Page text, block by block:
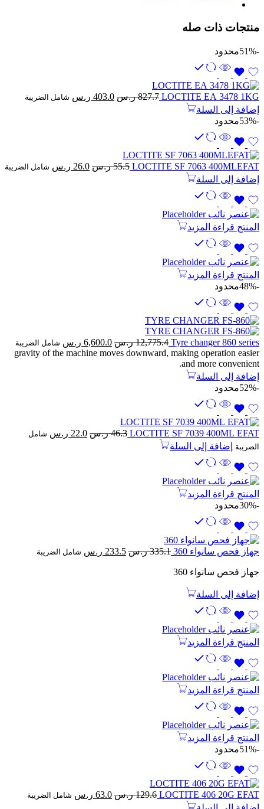
منتجات ذات صله
-51% محدود
LOCTITE EA 3478 1KG
827.7 ر.س السعر
403.0 ر.س السعر
شامل الضريبة
إضافة إلى السلة
-53%
محدود
LOCTITE SF 7063 400MLEFAT
55.5 ر.س السعر
26.0 ر.س السعر
شامل الضريبة
إضافة إلى السلة
المنتج قراءة المزيد
المنتج قراءة المزيد
-48%
محدود
Tyre changer 860 series
12,775.4 ر.س السعر
الأصلي
6,600.0 ر.س السعر
الحالي
شامل الضريبة
gravity of the machine moves downward, making operation easier
and more convenient.
إضافة إلى السلة
-52%
محدود
LOCTITE SF 7039 400ML EFAT
46.3 ر.س السعر
22.0 ر.س السعر
شامل
الضريبة
إضافة إلى السلة
المنتج قراءة المزيد
-30%
محدود
جهاز فحص سانواء 360 335.1 ر.س السعر
233.5 ر.س السعر
شامل الضريبة
جهاز فحص سانواء 360
إضافة إلى السلة
المنتج قراءة المزيد
المنتج قراءة المزيد
المنتج قراءة المزيد
-51%
محدود
LOCTITE 406 20G EFAT
129.6 ر.س السعر
63.0 ر.س السعر
شامل الضريبة